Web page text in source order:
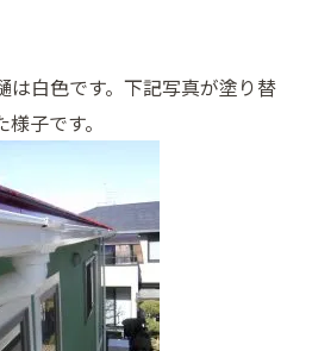
は白色です。下記写真が塗り替
子です。